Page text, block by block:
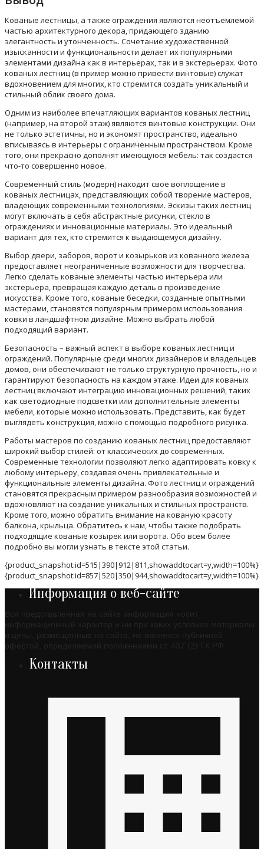
Кованые лестницы, а также ограждения являются неотъемлемой
частью архитектурного декора, придающего зданию
элегантность и утонченность. Сочетание художественной
изысканности и функциональности делает их популярными
элементами дизайна как в интерьерах, так и в экстерьерах. Фото
кованых лестниц (в пример можно привести винтовые) служат
вдохновением для многих, кто стремится создать уникальный и
стильный облик своего дома.
Одним из наиболее впечатляющих вариантов кованых лестниц
(например, на второй этаж) являются винтовые конструкции. Они
не только эстетичны, но и экономят пространство, идеально
вписываясь в интерьеры с ограниченным пространством. Кроме
того, они прекрасно дополнят имеющуюся мебель: так создастся
что-то совершенно новое.
Современный стиль (модерн) находит свое воплощение в
кованых лестницах, представляющих собой творение мастеров,
владеющих современными технологиями. Эскизы таких лестниц
могут включать в себя абстрактные рисунки, стекло в
ограждениях и инновационные материалы. Это идеальный
вариант для тех, кто стремится к выдающемуся дизайну.
Выбор двери, заборов, ворот и козырьков из кованного железа
предоставляет неограниченные возможности для творчества.
Легко сделать кованые элементы частью интерьера или
экстерьера, превращая каждую деталь в произведение
искусства. Кроме того, кованые беседки, созданные опытными
мастерами, становятся популярным примером использования
ковки в ландшафтном дизайне. Можно выбрать любой
подходящий вариант.
Безопасность – важный аспект в выборе кованых лестниц и
ограждений. Популярные среди многих дизайнеров и владельцев
домов, они обеспечивают не только структурную прочность, но и
гарантируют безопасность на каждом этаже. Идеи для кованых
лестниц включают интеграцию инновационных решений, таких
как светодиодные подсветки или дополнительные элементы
мебели, которые можно использовать. Представить, как будет
выглядеть конструкция, можно с помощью подробного рисунка.
Работы мастеров по созданию кованых лестниц предоставляют
широкий выбор стилей: от классических до современных.
Современные технологии позволяют легко адаптировать ковку к
любому интерьеру, создавая очень привлекательные и
функциональные элементы дизайна. Фото лестниц и ограждений
становятся прекрасным примером разнообразия возможностей и
вдохновляют на создание уникальных и стильных пространств.
Кроме того, можно обратить внимание на кованую красоту
балкона, крыльца. Обратитесь к нам, чтобы также подобрать
подходящие кованые козырек или ворота. Обо всем более
подробно вы могли узнать в тексте этой статьи.
{product_snapshot:id=515|390|912|811,showaddtocart=y,width=100%}
{product_snapshot:id=857|520|350|944,showaddtocart=y,width=100%}
Информация о веб-сайте
Контакты